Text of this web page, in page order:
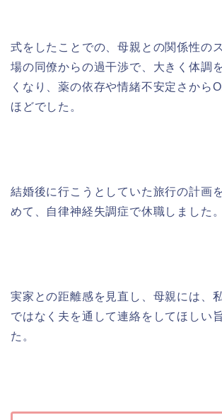
式をしたことでの、母親との関係性の
場の同僚からの過干渉で、大きく体調
くなり、薬の依存や情緒不安定さから
ほどでした。
結婚後に行こうとしていた旅行の計画
めて、自律神経失調症で休職しました。
実家との距離感を見直し、母親には、
ではなく夫を通して連絡をしてほしい
た。